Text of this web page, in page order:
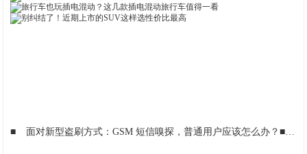
■ 面对新型盗刷方式：GSM 短信嗅探，普通用户应该怎么办？■